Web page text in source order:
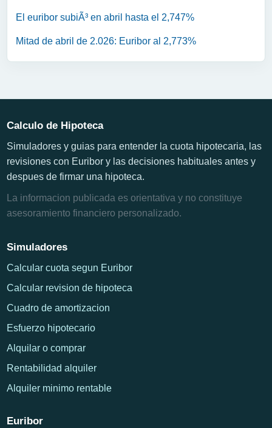
El euribor subiÃ³ en abril hasta el 2,747%
Mitad de abril de 2.026: Euribor al 2,773%
Calculo de Hipoteca
Simuladores y guias para entender la cuota hipotecaria, las
revisiones con Euribor y las decisiones habituales antes y
despues de firmar una hipoteca.
La informacion publicada es orientativa y no constituye
asesoramiento financiero personalizado.
Simuladores
Calcular cuota segun Euribor
Calcular revision de hipoteca
Cuadro de amortizacion
Esfuerzo hipotecario
Alquilar o comprar
Rentabilidad alquiler
Alquiler minimo rentable
Euribor